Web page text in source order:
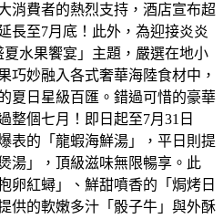
消費者的熱烈支持，酒店宣布超
長至7月底！此外，為迎接炎炎
水果饗宴」主題，嚴選在地小
巧妙融入各式奢華海陸食材中，
夏日星級百匯。錯過可惜的豪華
整個七月！即日起至7月31日
表的「龍蝦海鮮湯」，平日則提
湯」，頂級滋味無限暢享。此
卵紅蟳」、鮮甜噴香的「焗烤日
供的軟嫩多汁「骰子牛」與外酥